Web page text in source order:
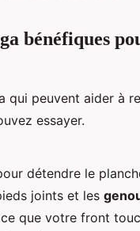
bénéfiques
qui peuvent aider à
essayer.
détendre le
joints et les
ce que votre front